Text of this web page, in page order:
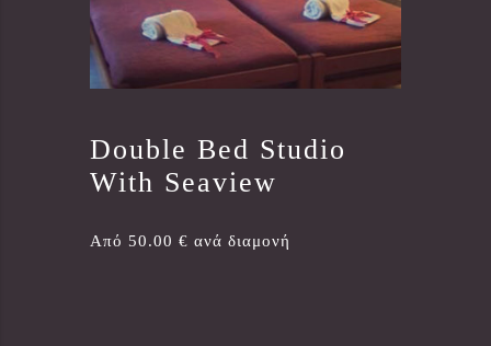
Double Bed Studio
With Seaview
Από 50.00 € ανά διαμονή